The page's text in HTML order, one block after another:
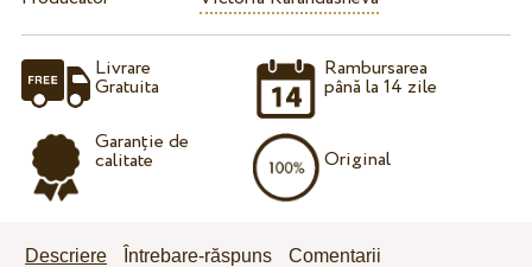
Livrare
Gratuita
Garanție de
calitate
Rambursarea
până la 14 zile
Original
Descriere Întrebare-răspuns Comentarii